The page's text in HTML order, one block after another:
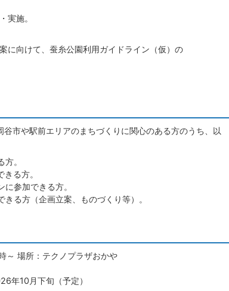
実施。
向けて、蚕糸公園利用ガイドライン（仮）の
市や駅前エリアのまちづくりに関心のある方のうち、以
。
る方。
参加できる方。
る方（企画立案、ものづくり等）。
場所：テクノプラザおかや
年10月下旬（予定）